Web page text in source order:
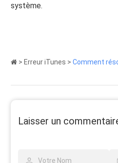
système.
>Erreur iTunes >Comment
Laisser un